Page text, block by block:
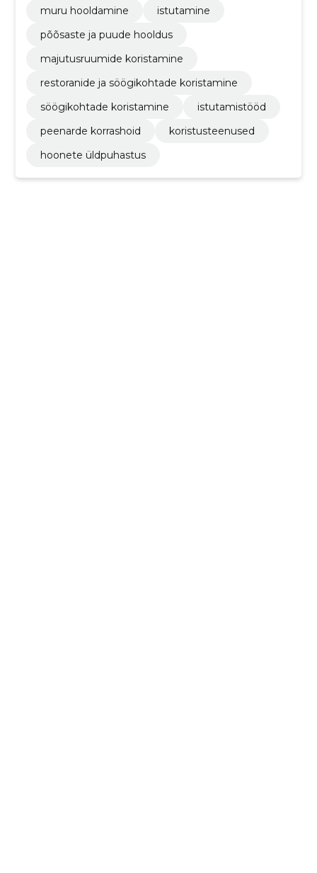
muru hooldamine
istutamine
põõsaste ja puude hooldus
majutusruumide koristamine
restoranide ja söögikohtade koristamine
söögikohtade koristamine
istutamistööd
peenarde korrashoid
koristusteenused
hoonete üldpuhastus